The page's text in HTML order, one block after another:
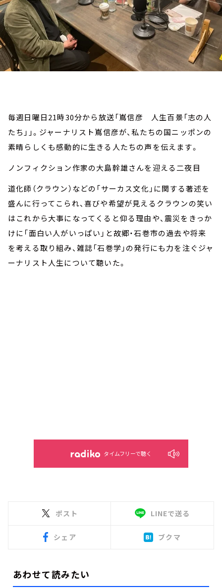
毎週日曜日21時30分から放送「嶌信彦 人生百景「志の人
たち」」。ジャーナリスト嶌信彦が、私たちの国ニッポンの
素晴らしくも感動的に生きる人たちの声を伝えます。
ノンフィクション作家の大島幹雄さんを迎える二夜目
道化師（クラウン）などの「サーカス文化」に関する著述を
盛んに行ってこられ、喜びや希望が見えるクラウンの笑い
はこれから大事になってくると仰る理由や、震災をきっか
けに「面白い人がいっぱい」と故郷・石巻市の過去や将来
を考える取り組み、雑誌「石巻学」の発行にも力を注ぐジャ
ーナリスト人生について聴いた。
タイムフリーで聴く
ポスト LINEで送る
シェア ブクマ
あわせて読みたい